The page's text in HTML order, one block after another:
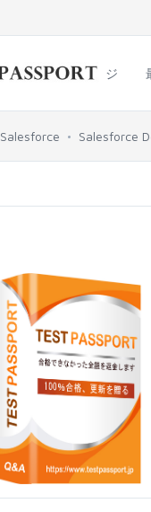
ホームページ
Salesforce Salesforce